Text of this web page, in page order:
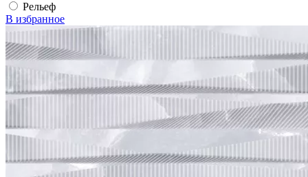
Рельеф
В избранное